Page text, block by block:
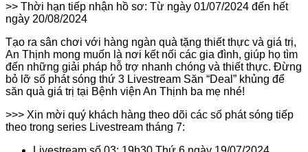
>> Thời hạn tiếp nhận hồ sơ: Từ ngày 01/07/2024 đến hết
ngày 20/08/2024
Tạo ra sân chơi với hàng ngàn quà tặng thiết thực và giá trị,
An Thịnh mong muốn là nơi kết nối các gia đình, giúp họ tìm
đến những giải pháp hỗ trợ nhanh chóng và thiết thực. Đừng
bỏ lỡ số phát sóng thứ 3 Livestream Săn “Deal” khủng để
săn quà giá trị tại Bệnh viện An Thịnh ba mẹ nhé!
>>> Xin mời quý khách hàng theo dõi các số phát sóng tiếp
theo trong series Livestream tháng 7: